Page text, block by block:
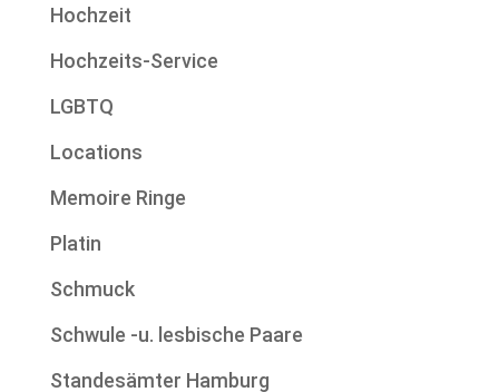
Hochzeit
Hochzeits-Service
LGBTQ
Locations
Memoire Ringe
Platin
Schmuck
Schwule -u. lesbische Paare
Standesämter Hamburg